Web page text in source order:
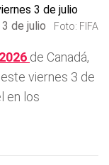
de julio Foto: FIFA
de Canadá,
viernes 3 de
en los